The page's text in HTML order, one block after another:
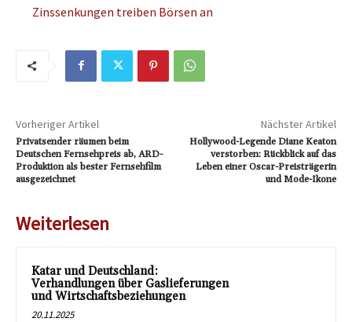
Zinssenkungen treiben Börsen an
Vorheriger Artikel
Privatsender räumen beim
Deutschen Fernsehpreis ab, ARD-
Produktion als bester Fernsehfilm
ausgezeichnet
Nächster Artikel
Hollywood-Legende Diane Keaton
verstorben: Rückblick auf das
Leben einer Oscar-Preisträgerin
und Mode-Ikone
Weiterlesen
Katar und Deutschland:
Verhandlungen über Gaslieferungen
und Wirtschaftsbeziehungen
20.11.2025